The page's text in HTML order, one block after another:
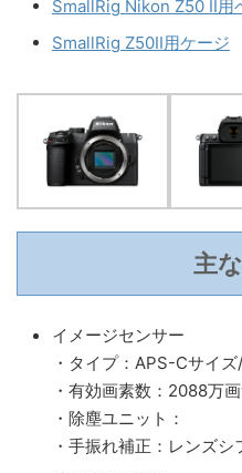
SmallRig Nikon Z50 II用
SmallRig Z50II用ケージ
主
イメージセンサー
・タイプ：APS-Cサイ
・有効画素数：2088万
・除塵ユニット：
・手振れ補正：レンズシ